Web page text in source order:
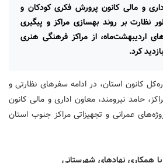
و مالی کانون پرورش فکری کودکان و
نظارت بر روند بهسازی مراکز و پیگیری
اردیبهشت‌ماه، از مراکز فرهنگی هنری
کرد.
کانون استان، در ادامه سفرهای نظارتی و
حامد نیرومند، معاون اداری و مالی کانون
عمرانی و تجهیزاتی مراکز جنوب استان
همکاری نهادهای شهرستانی